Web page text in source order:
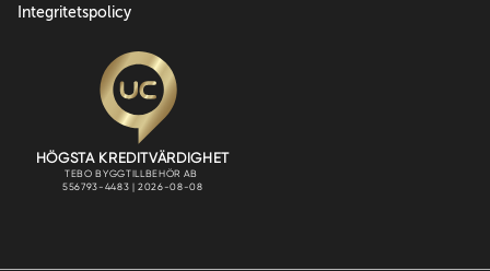
Integritetspolicy